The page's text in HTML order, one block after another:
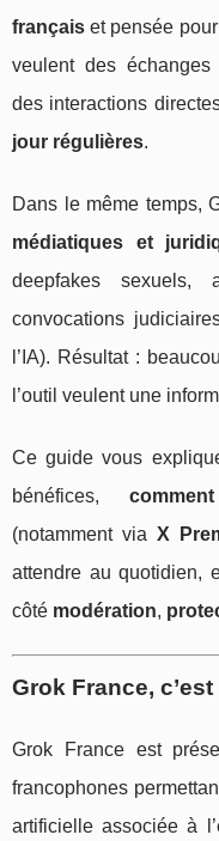
français et pensée
veulent des échanges
des interactions
jour régulières.
Dans le même temps,
médiatiques et
deepfakes sexuels,
convocations
l’IA). Résultat :
l’outil veulent une
Ce guide vous
bénéfices,
(notamment viaX
attendre au quotidien,
côté modération,
Grok France,
Grok France est
francophones
artificielle associée à